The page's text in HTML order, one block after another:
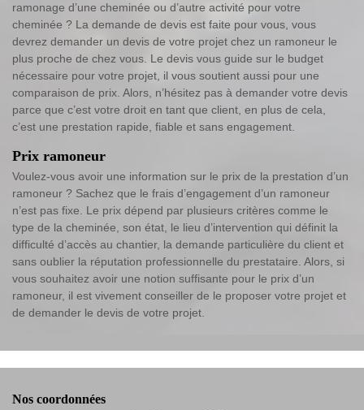
ramonage d’une cheminée ou d’autre activité pour votre
cheminée ? La demande de devis est faite pour vous, vous
devrez demander un devis de votre projet chez un ramoneur le
plus proche de chez vous. Le devis vous guide sur le budget
nécessaire pour votre projet, il vous soutient aussi pour une
comparaison de prix. Alors, n’hésitez pas à demander votre devis
parce que c’est votre droit en tant que client, en plus de cela,
c’est une prestation rapide, fiable et sans engagement.
Prix ramoneur
Voulez-vous avoir une information sur le prix de la prestation d’un
ramoneur ? Sachez que le frais d’engagement d’un ramoneur
n’est pas fixe. Le prix dépend par plusieurs critères comme le
type de la cheminée, son état, le lieu d’intervention qui définit la
difficulté d’accès au chantier, la demande particulière du client et
sans oublier la réputation professionnelle du prestataire. Alors, si
vous souhaitez avoir une notion suffisante pour le prix d’un
ramoneur, il est vivement conseiller de le proposer votre projet et
de demander le devis de votre projet.
Nos coordonnées